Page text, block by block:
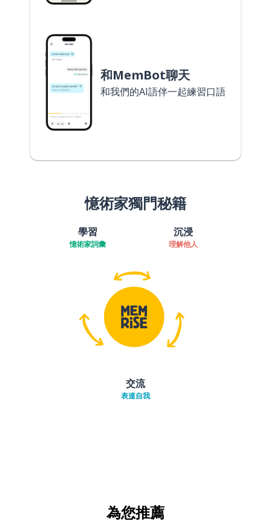
和MemBot聊天
和我們的AI語伴一起練習口語
憶術家獨門秘籍
學習
憶術家詞彙
沉浸
理解他人
交流
表達自我
為您推薦